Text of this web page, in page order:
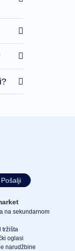
Pošalji
na sekundarnom
tržišta
oglasi
narudžbine